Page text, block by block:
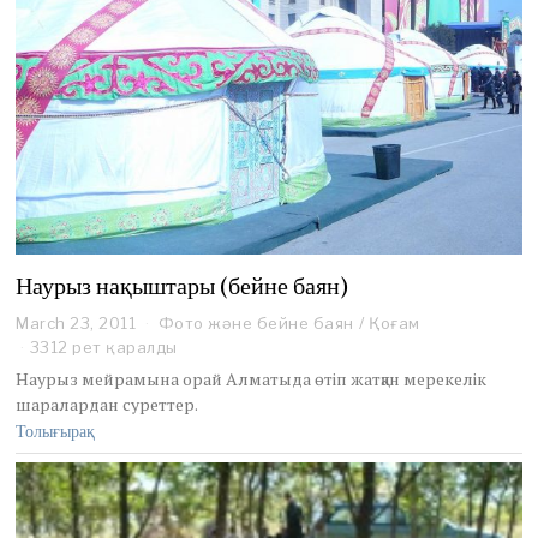
1
Наурыз нақыштары (бейне баян)
March 23, 2011
e
t
e
b
e
r
2
Фото және бейне баян / Қоғам
3312 рет қаралды
Наурыз мейрамына орай Алматыда өтіп жатқан мерекелік
шаралардан суреттер.
Толығырақ